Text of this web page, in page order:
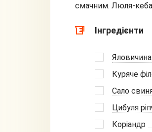
смачним. Люля-
Інгредієнти
Яловичина
Куряче
Сало
Цибуля
Коріандр